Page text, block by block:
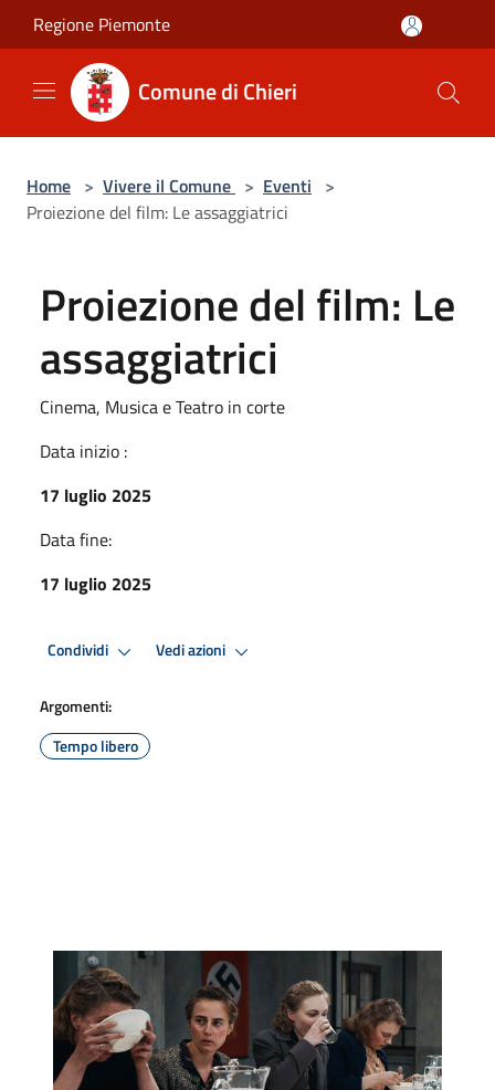
Salta al contenuto principale
Regione Piemonte
Comune di Chieri
Home > Vivere il Comune > Eventi >
Proiezione del film: Le assaggiatrici
Proiezione del film: Le
assaggiatrici
Cinema, Musica e Teatro in corte
Data inizio :
17 luglio 2025
Data fine:
17 luglio 2025
Condividi Vedi azioni
Argomenti:
Tempo libero